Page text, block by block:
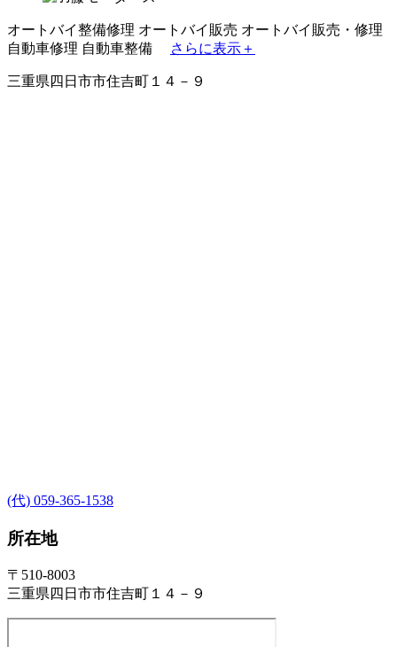
オートバイ整備修理 オートバイ販売 オートバイ販売・修理
自動車修理 自動車整備 さらに表示＋
三重県四日市市住吉町１４－９
(代) 059-365-1538
所在地
〒510-8003
三重県四日市市住吉町１４－９